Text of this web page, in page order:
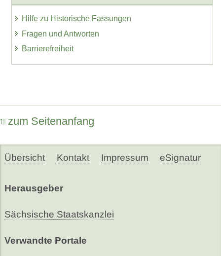
Hilfe zu Historische Fassungen
Fragen und Antworten
Barrierefreiheit
zum Seitenanfang
Übersicht Kontakt Impressum eSignatur
Herausgeber
Sächsische Staatskanzlei
Verwandte Portale